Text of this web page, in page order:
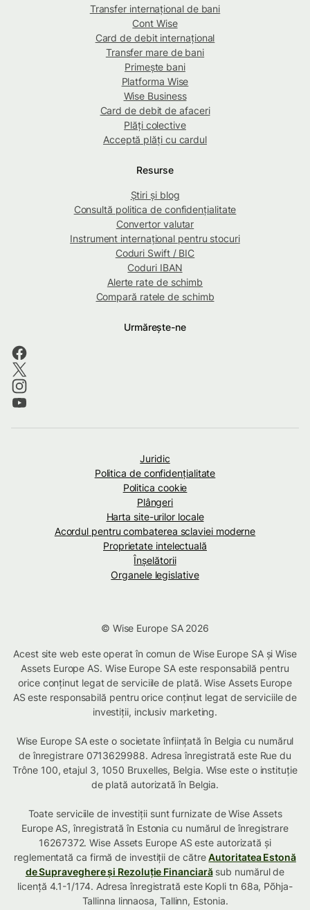
Transfer internațional de bani
Cont Wise
Card de debit internațional
Transfer mare de bani
Primește bani
Platforma Wise
Wise Business
Card de debit de afaceri
Plăți colective
Acceptă plăți cu cardul
Resurse
Știri și blog
Consultă politica de confidențialitate
Convertor valutar
Instrument internațional pentru stocuri
Coduri Swift / BIC
Coduri IBAN
Alerte rate de schimb
Compară ratele de schimb
Urmărește-ne
Juridic
Politica de confidenţialitate
Politica cookie
Plângeri
Harta site-urilor locale
Acordul pentru combaterea sclaviei moderne
Proprietate intelectuală
Înșelătorii
Organele legislative
© Wise Europe SA 2026
Acest site web este operat în comun de Wise Europe SA și Wise
Assets Europe AS. Wise Europe SA este responsabilă pentru
orice conținut legat de serviciile de plată. Wise Assets Europe
AS este responsabilă pentru orice conținut legat de serviciile de
investiții, inclusiv marketing.
Wise Europe SA este o societate înființată în Belgia cu numărul
de înregistrare 0713629988. Adresa înregistrată este Rue du
Trône 100, etajul 3, 1050 Bruxelles, Belgia. Wise este o instituție
de plată autorizată în Belgia.
Toate serviciile de investiții sunt furnizate de Wise Assets
Europe AS, înregistrată în Estonia cu numărul de înregistrare
16267372. Wise Assets Europe AS este autorizată și
reglementată ca firmă de investiții de cătreAutoritatea Estonă
de Supraveghere și Rezoluție Financiarăsub numărul de
licență 4.1-1/174. Adresa înregistrată este Kopli tn 68a, Põhja-
Tallinna linnaosa, Tallinn, Estonia.